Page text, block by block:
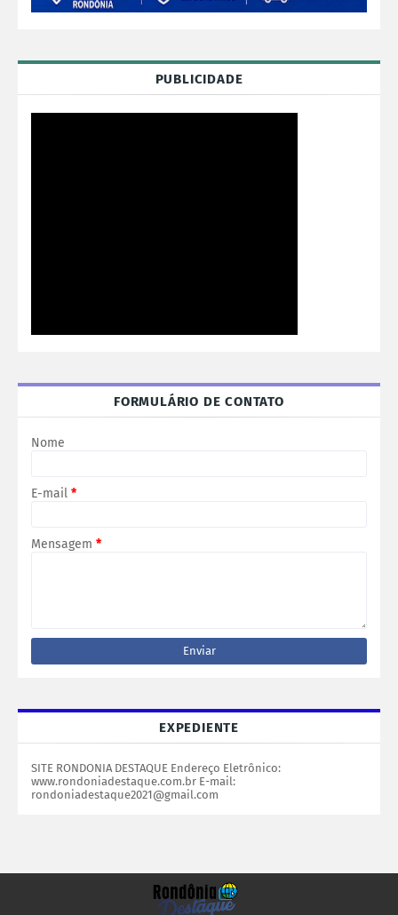
PUBLICIDADE
FORMULÁRIO DE CONTATO
Nome
E-mail *
Mensagem *
EXPEDIENTE
SITE RONDONIA DESTAQUE Endereço Eletrônico:
www.rondoniadestaque.com.br E-mail:
rondoniadestaque2021@gmail.com